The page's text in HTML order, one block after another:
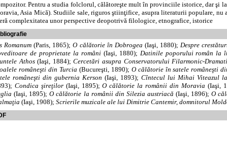
Pentru a studia folclorul, călătoreşte mult în provinciile istorice, dar şi
Asia Mică). Studiile sale, riguros ştiinţifice, asupra literaturii populare, nu
complexitatea unor perspective deopotrivă filologice, etnografice, istorice
Romanum (Paris, 1865);O călătorie în Dobrogea (Iaşi, 1880);Despre
de proprietate la români(Iaşi, 1880); Datinile poporului român la
Athos(Iaşi, 1884);Cercetări asupra Conservatorului Filarmonic-
româneşti din Turcia (Bucureşti, 1890); O călătorie în satele româneşti
româneşti din gubernia Kerson (Iaşi, 1893); Cîntecul lui Mihai Viteazul
Condica şireţilor(Iaşi, 1895);O călătorie la românii din Moravia (Iaşi,
(Iaşi, 1895);O călătorie la românii din Silezia austriacă (Iaşi, 1896);O
(Iaşi, 1908); Scrierile muzicale ale lui Dimitrie Cantemir, domnitorul